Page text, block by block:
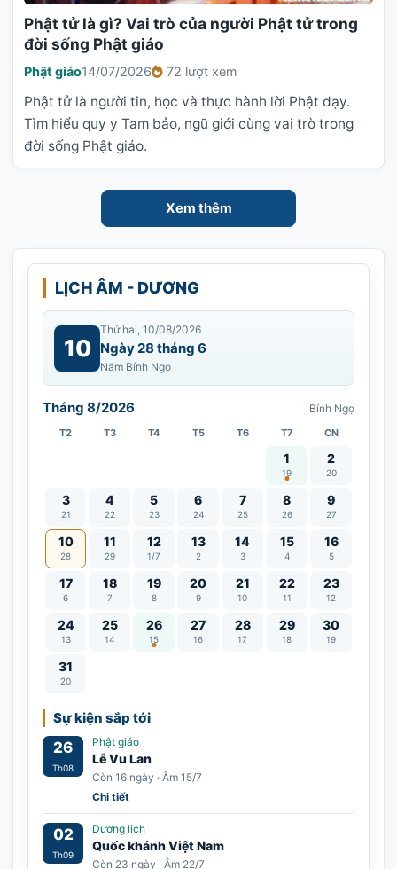
Phật tử là gì? Vai trò của người Phật tử trong
đời sống Phật giáo
Phật giáo14/07/2026 72 lượt xem
Phật tử là người tin, học và thực hành lời Phật dạy.
Tìm hiểu quy y Tam bảo, ngũ giới cùng vai trò trong
đời sống Phật giáo.
Xem thêm
LỊCH ÂM - DƯƠNG
10
Thứ hai, 10/08/2026
Ngày 28 tháng 6
Năm Bính Ngọ
Tháng 8/2026 Bính Ngọ
T2 T3 T4 T5 T6 T7 CN
1
19
Vía Quán Thế Âm
2
20
3
21
4
22
5
23
6
24
7
25
8
26
9
27
10
28
11
29
12
1/7
13
2
14
3
15
4
16
5
17
6
18
7
19
8
20
9
21
10
22
11
23
12
24
13
25
14
26
15
Lễ Vu Lan 27
16
28
17
29
18
30
19
31
20
Sự kiện sắp tới
26
Th08
Phật giáo
Lễ Vu Lan
Còn 16 ngày · Âm 15/7
Chi tiết
02
Th09
Dương lịch
Quốc khánh Việt Nam
Còn 23 ngày · Âm 22/7